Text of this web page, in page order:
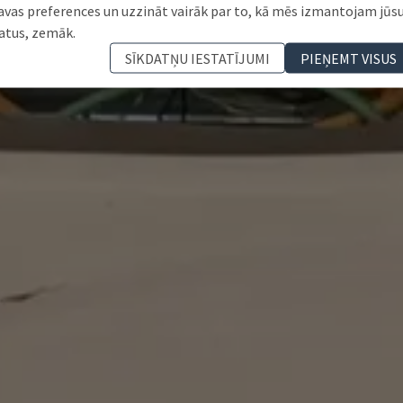
preferences un uzzināt vairāk par to, kā mēs izmantojam
zemāk.
SĪKDATŅU IESTATĪJUMI
PIEŅEMT VISUS